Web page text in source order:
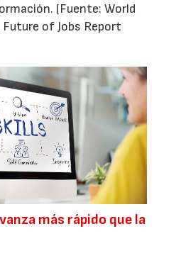
(Fuente: World
of Jobs Report
más rápido que la